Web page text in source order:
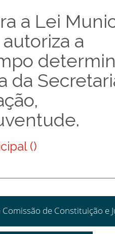
a Lei
a
da
()
de Constituição e